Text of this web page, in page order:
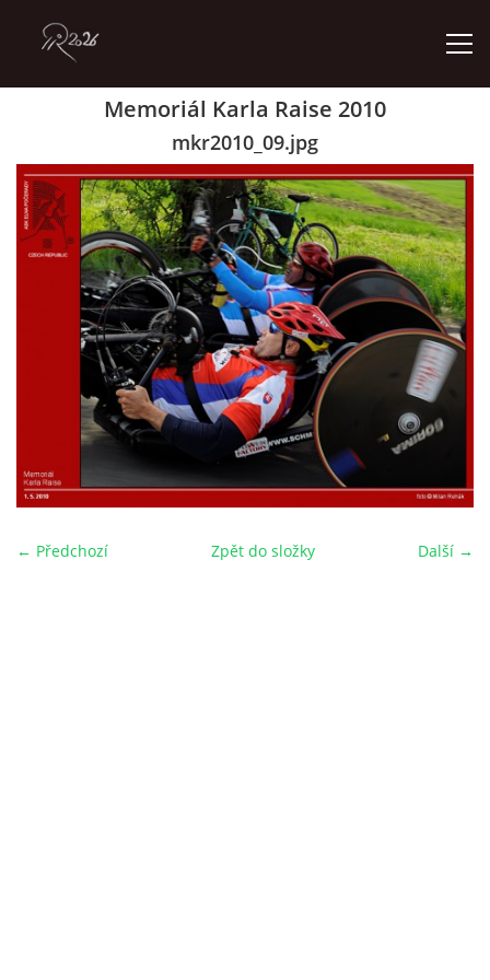
GALERIE
KONTAKT
© 2026 eStránky.cz
Memoriál Karla Raise 2010
mkr2010_09.jpg
← Předchozí Další →
Zpět do složky